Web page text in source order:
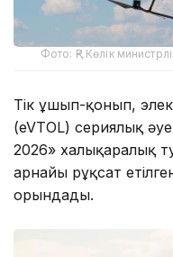
Фото: ҚР Көлік
Тік ұшып-қонып,
(eVTOL) сериялық
2026» халықаралық
арнайы рұқсат
орындады.